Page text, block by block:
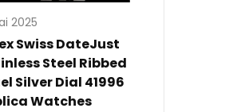
2025
Swiss DateJust
Steel Ribbed
Silver Dial 41996
Watches